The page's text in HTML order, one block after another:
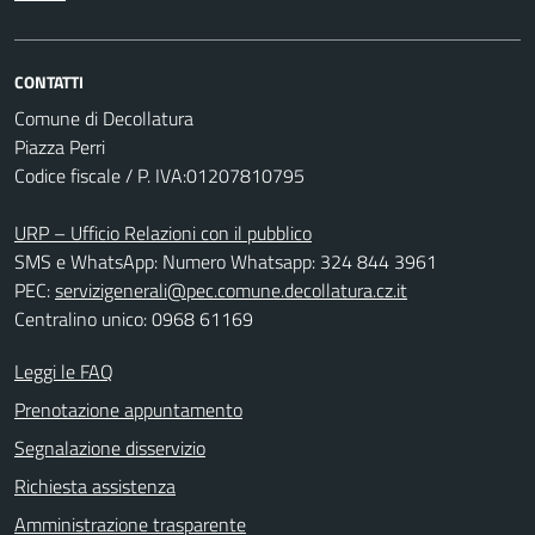
CONTATTI
Comune di Decollatura
Piazza Perri
Codice fiscale / P. IVA:01207810795
URP – Ufficio Relazioni con il pubblico
SMS e WhatsApp: Numero Whatsapp: 324 844 3961
PEC:servizigenerali@pec.comune.decollatura.cz.it
Centralino unico: 0968 61169
Leggi le FAQ
Prenotazione appuntamento
Segnalazione disservizio
Richiesta assistenza
Amministrazione trasparente